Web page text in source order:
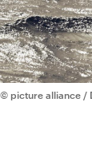
© picture alliance /